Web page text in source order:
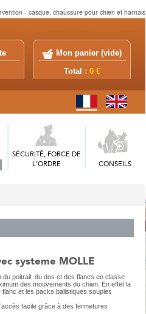
- casque, chaussure pour chien et harnais
Mon panier (vide)
Total : 0 €
SÉCURITÉ, FORCE DE
L'ORDRE
CONSEILS
systeme MOLLE
du poitrail, du dos et des flancs en classe
des mouvements du chien. En effet la
et les packs balistiques souples
facile grâce à des fermetures